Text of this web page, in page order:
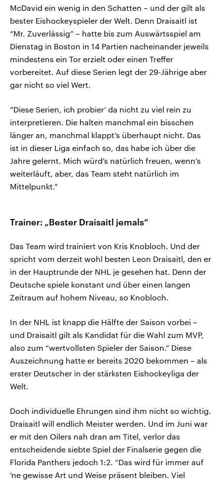
McDavid ein wenig in den Schatten – und der gilt als
bester Eishockeyspieler der Welt. Denn Draisaitl ist
“Mr. Zuverlässig” – hatte bis zum Auswärtsspiel am
Dienstag in Boston in 14 Partien nacheinander jeweils
mindestens ein Tor erzielt oder einen Treffer
vorbereitet. Auf diese Serien legt der 29-Jährige aber
gar nicht so viel Wert.
“Diese Serien, ich probier’ da nicht zu viel rein zu
interpretieren. Die halten manchmal ein bisschen
länger an, manchmal klappt’s überhaupt nicht. Das
ist in dieser Liga einfach so, das habe ich über die
Jahre gelernt. Mich würd’s natürlich freuen, wenn’s
weiterläuft, aber, das Team steht natürlich im
Mittelpunkt.”
Trainer: „Bester Draisaitl jemals“
Das Team wird trainiert von Kris Knobloch. Und der
spricht vom derzeit wohl besten Leon Draisaitl, den er
in der Hauptrunde der NHL je gesehen hat. Denn der
Deutsche spiele konstant und über einen langen
Zeitraum auf hohem Niveau, so Knobloch.
In der NHL ist knapp die Hälfte der Saison vorbei –
und Draisaitl gilt als Kandidat für die Wahl zum MVP,
also zum “wertvollsten Spieler der Saison.” Diese
Auszeichnung hatte er bereits 2020 bekommen – als
erster Deutscher in der stärksten Eishockeyliga der
Welt.
Doch individuelle Ehrungen sind ihm nicht so wichtig.
Draisaitl will endlich Meister werden. Und im Juni war
er mit den Oilers nah dran am Titel, verlor das
entscheidende siebte Spiel der Finalserie gegen die
Florida Panthers jedoch 1:2. “Das wird für immer auf
‘ne gewisse Art und Weise präsent bleiben. Viel